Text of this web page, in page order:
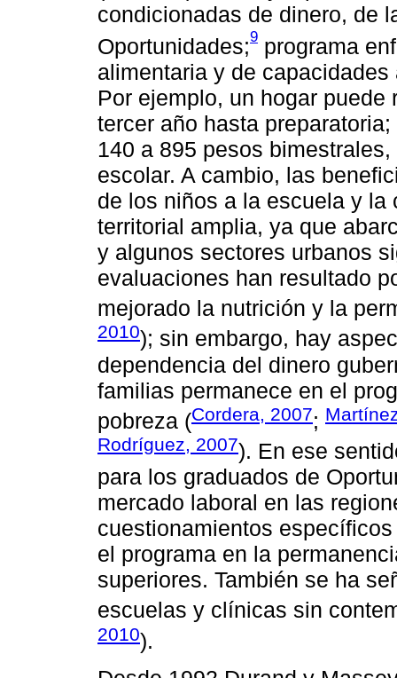
condicionadas de dinero, de
Oportunidades;9 programa
alimentaria y de
Por ejemplo, un hogar
tercer año hasta
140 a 895 pesos
escolar. A cambio, las
de los niños a la escuela y
territorial amplia, ya que
y algunos sectores urbanos
evaluaciones han resultado
mejorado la nutrición y la
2010); sin embargo, hay
dependencia del dinero
familias permanece en el
pobreza (Cordera, 2007;
Rodríguez, 2007). En ese
para los graduados de
mercado laboral en las
cuestionamientos
el programa en la
superiores. También se ha
escuelas y clínicas sin
2010).